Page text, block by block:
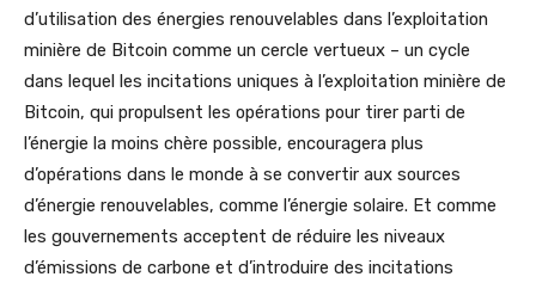
d’utilisation des énergies renouvelables dans l’exploitation
minière de Bitcoin comme un cercle vertueux – un cycle
dans lequel les incitations uniques à l’exploitation minière de
Bitcoin, qui propulsent les opérations pour tirer parti de
l’énergie la moins chère possible, encouragera plus
d’opérations dans le monde à se convertir aux sources
d’énergie renouvelables, comme l’énergie solaire. Et comme
les gouvernements acceptent de réduire les niveaux
d’émissions de carbone et d’introduire des incitations